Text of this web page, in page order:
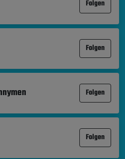
Folgen
Folgen
Folgen
Folgen